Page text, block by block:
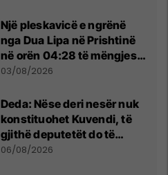
Një pleskavicë e ngrënë
nga Dua Lipa në Prishtinë
në orën 04:28 të mëngjesit
- dhe bota digjitale serbe
03/08/2026
Deda: Nëse deri nesër nuk
konstituohet Kuvendi, të
gjithë deputetët do të
bëjnë shkelje të rëndë
06/08/2026